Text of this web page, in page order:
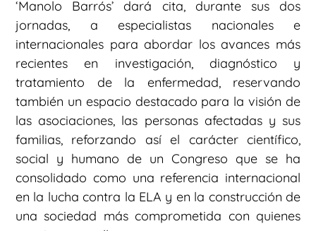
‘Manolo Barrós’ dará cita, durante sus dos
jornadas, a especialistas nacionales e
internacionales para abordar los avances más
recientes en investigación, diagnóstico y
tratamiento de la enfermedad, reservando
también un espacio destacado para la visión de
las asociaciones, las personas afectadas y sus
familias, reforzando así el carácter científico,
social y humano de un Congreso que se ha
consolidado como una referencia internacional
en la lucha contra la ELA y en la construcción de
una sociedad más comprometida con quienes